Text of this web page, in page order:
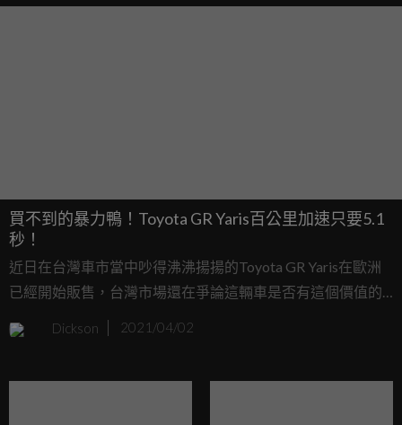
買不到的暴力鴨！Toyota GR Yaris百公里加速只要5.1
秒！
近日在台灣車市當中吵得沸沸揚揚的Toyota GR Yaris在歐洲
已經開始販售，台灣市場還在爭論這輛車是否有這個價值的
時候，AutoTopNL已經進行了實測，這輛車百公里加速僅需
要5.16秒，無疑是鋼炮市場當中的一枚震撼彈。
Dickson 2021/04/02